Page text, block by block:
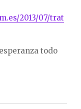
2013/07/trat
todo